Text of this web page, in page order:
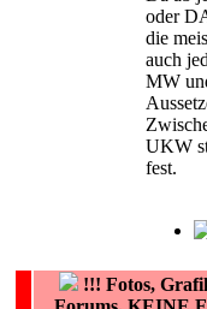
oder
die
auch
MW
UKW
fest.
!!! Fotos,